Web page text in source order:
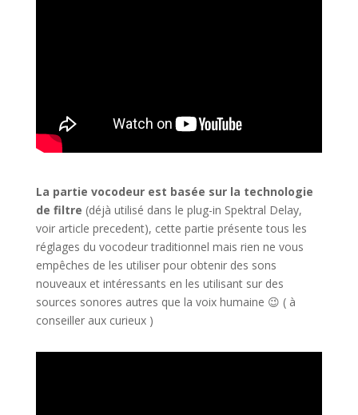
La partie vocodeur est basée sur la technologie
de filtre (déjà utilisé dans le plug-in Spektral Delay,
voir article precedent), cette partie présente tous les
réglages du vocodeur traditionnel mais rien ne vous
empêches de les utiliser pour obtenir des sons
nouveaux et intéressants en les utilisant sur des
sources sonores autres que la voix humaine 😉 ( à
conseiller aux curieux )